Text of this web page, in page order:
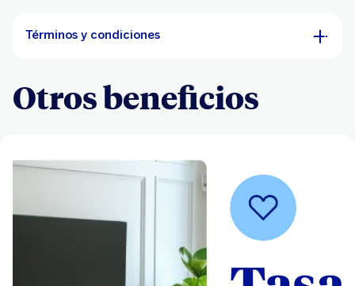
Términos y condiciones
Otros beneficios